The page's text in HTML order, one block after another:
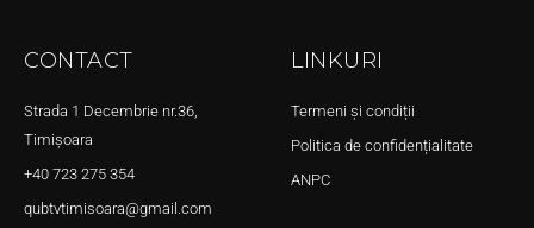
CONTACT
Strada 1 Decembrie nr.36,
Timișoara
+40 723 275 354
qubtvtimisoara@gmail.com
LINKURI
Termeni și condiții
Politica de confidențialitate
ANPC